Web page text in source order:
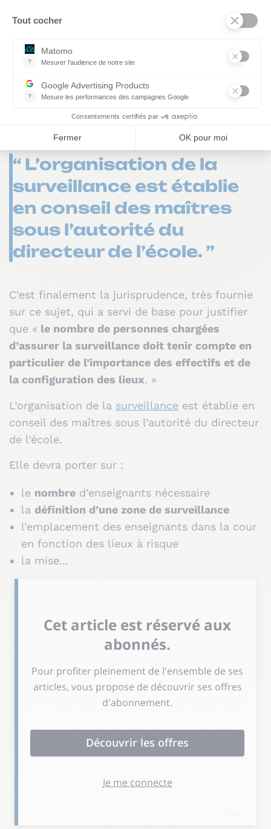
premier degré : une
organisation établie
en conseil des
maîtres
“ L’organisation de la
surveillance est établie
en conseil des maîtres
sous l’autorité du
directeur de l’école. ”
C’est finalement la jurisprudence, très fournie
sur ce sujet, qui a servi de base pour justifier
que « le nombre de personnes chargées
d’assurer la surveillance doit tenir compte en
particulier de l’importance des effectifs et de
la configuration des lieux. »
L’organisation de la surveillance est établie en
conseil des maîtres sous l’autorité du directeur
de l’école.
Elle devra porter sur :
le nombre d’enseignants nécessaire
la définition d’une zone de surveillance
l’emplacement des enseignants dans la cour
en fonction des lieux à risque
la mise...